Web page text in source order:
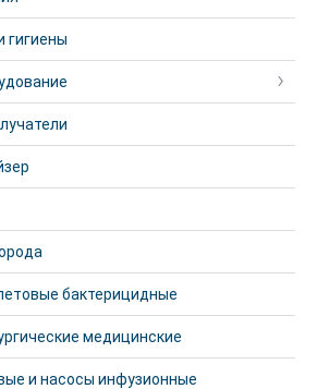
гигиены
бактерицидные
медицинские
и насосы инфузионные